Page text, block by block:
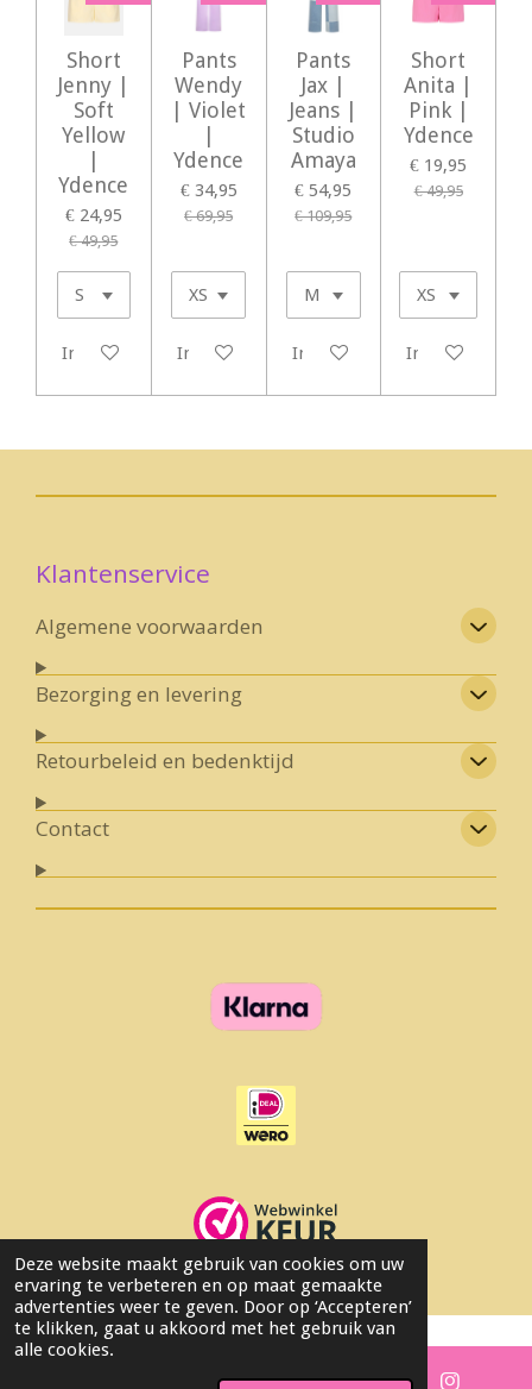
Deze website maakt gebruik van cookies om uw
ervaring te verbeteren en op maat gemaakte
advertenties weer te geven. Door op ‘Accepteren’
te klikken, gaat u akkoord met het gebruik van
alle cookies.
Short
Jenny |
Soft
Yellow
Ydence
€ 24,95
€ 49,95
In winkelwagen
Pants
Wendy
| Violet
Ydence
€ 34,95
€ 69,95
In winkelwagen
Pants
Jax |
Jeans |
Studio
Amaya
€ 54,95
€ 109,95
In winkelwagen
Short
Anita |
Pink |
Ydence
€ 19,95
€ 49,95
In
Klantenservice
Algemene voorwaarden
Bezorging en levering
Retourbeleid en bedenktijd
Contact
© 2026 Lovelys_byheleen